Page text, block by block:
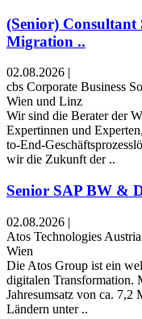
(Senior)
Migration ..
02.08.2026 |
cbs Corporate Business
Wien und Linz
Wir sind die Berater der
Expertinnen und
to-End-
wir die Zukunft der ..
Senior SAP BW &
02.08.2026 |
Atos Technologies
Wien
Die Atos Group ist ein
digitalen Transformation.
Jahresumsatz von ca.
Ländern unter ..